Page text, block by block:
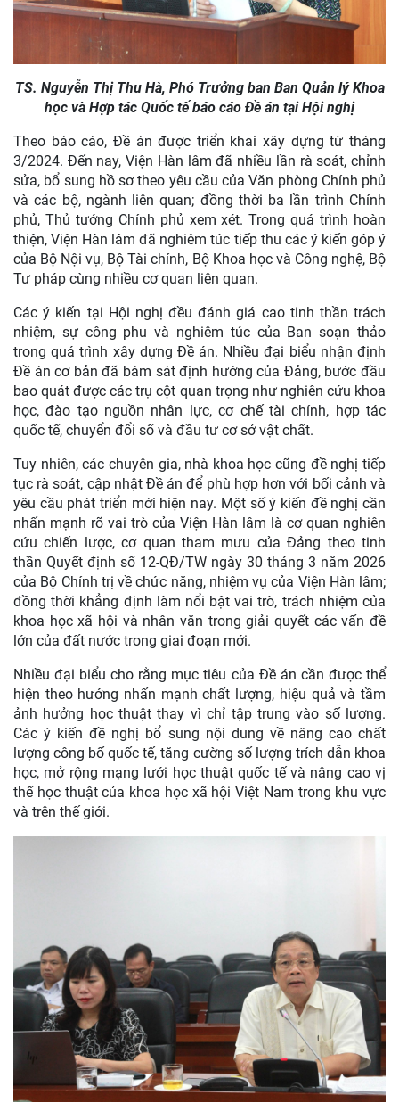
TS. Nguyễn Thị Thu Hà, Phó Trưởng ban Ban Quản lý Khoa
học và Hợp tác Quốc tế báo cáo Đề án tại Hội nghị
Theo báo cáo, Đề án được triển khai xây dựng từ tháng
3/2024. Đến nay, Viện Hàn lâm đã nhiều lần rà soát, chỉnh
sửa, bổ sung hồ sơ theo yêu cầu của Văn phòng Chính phủ
và các bộ, ngành liên quan; đồng thời ba lần trình Chính
phủ, Thủ tướng Chính phủ xem xét. Trong quá trình hoàn
thiện, Viện Hàn lâm đã nghiêm túc tiếp thu các ý kiến góp ý
của Bộ Nội vụ, Bộ Tài chính, Bộ Khoa học và Công nghệ, Bộ
Tư pháp cùng nhiều cơ quan liên quan.
Các ý kiến tại Hội nghị đều đánh giá cao tinh thần trách
nhiệm, sự công phu và nghiêm túc của Ban soạn thảo
trong quá trình xây dựng Đề án. Nhiều đại biểu nhận định
Đề án cơ bản đã bám sát định hướng của Đảng, bước đầu
bao quát được các trụ cột quan trọng như nghiên cứu khoa
học, đào tạo nguồn nhân lực, cơ chế tài chính, hợp tác
quốc tế, chuyển đổi số và đầu tư cơ sở vật chất.
Tuy nhiên, các chuyên gia, nhà khoa học cũng đề nghị tiếp
tục rà soát, cập nhật Đề án để phù hợp hơn với bối cảnh và
yêu cầu phát triển mới hiện nay. Một số ý kiến đề nghị cần
nhấn mạnh rõ vai trò của Viện Hàn lâm là cơ quan nghiên
cứu chiến lược, cơ quan tham mưu của Đảng theo tinh
thần Quyết định số 12-QĐ/TW ngày 30 tháng 3 năm 2026
của Bộ Chính trị về chức năng, nhiệm vụ của Viện Hàn lâm;
đồng thời khẳng định làm nổi bật vai trò, trách nhiệm của
khoa học xã hội và nhân văn trong giải quyết các vấn đề
lớn của đất nước trong giai đoạn mới.
Nhiều đại biểu cho rằng mục tiêu của Đề án cần được thể
hiện theo hướng nhấn mạnh chất lượng, hiệu quả và tầm
ảnh hưởng học thuật thay vì chỉ tập trung vào số lượng.
Các ý kiến đề nghị bổ sung nội dung về nâng cao chất
lượng công bố quốc tế, tăng cường số lượng trích dẫn khoa
học, mở rộng mạng lưới học thuật quốc tế và nâng cao vị
thế học thuật của khoa học xã hội Việt Nam trong khu vực
và trên thế giới.